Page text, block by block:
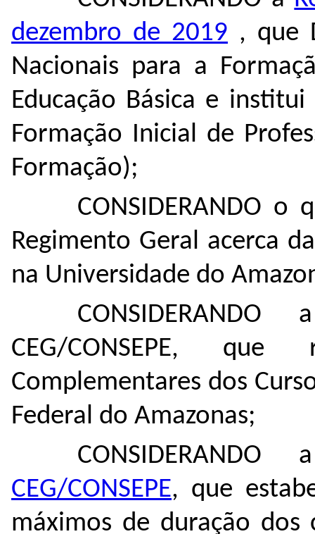
dezembro de 2019 , que
Nacionais para a
Educação Básica e
Formação Inicial de
Formação);
CONSIDERANDO
Regimento Geral acerca
na Universidade do
CEG/CONSEPE,
Complementares dos
Federal do Amazonas;
CONSIDERANDO
CEG/CONSEPE, que
máximos de duração dos